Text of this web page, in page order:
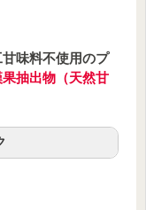
甘味料不使用のプ
抽出物（天然甘